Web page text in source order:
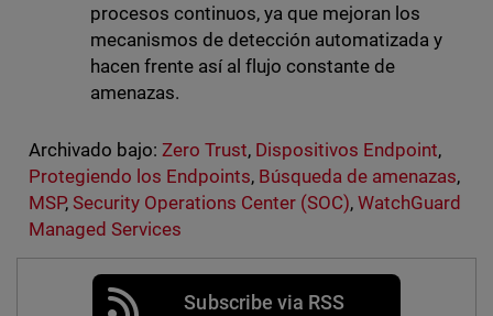
procesos continuos, ya que mejoran los
mecanismos de detección automatizada y
hacen frente así al flujo constante de
amenazas.
Archivado bajo: Zero Trust, Dispositivos Endpoint,
Protegiendo los Endpoints, Búsqueda de amenazas,
MSP, Security Operations Center (SOC),WatchGuard
Managed Services
Subscribe via RSS